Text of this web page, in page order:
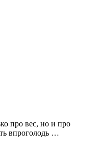
про вес, но и про
впроголодь …